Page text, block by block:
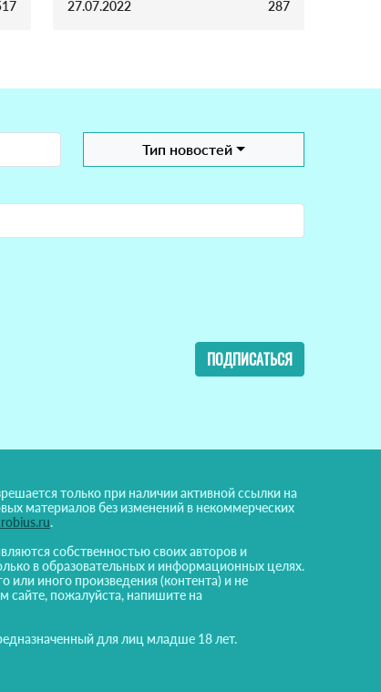
27.07.2022 287
Тип новостей
ПОДПИСАТЬСЯ
только при наличии активной ссылки на
материалов без изменений в некоммерческих
.
собственностью своих авторов и
в образовательных и информационных целях.
или иного произведения (контента) и не
сайте, пожалуйста, напишите на
для лиц младше 18 лет.